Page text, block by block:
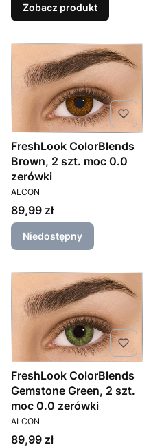
Zobacz produkt
FreshLook ColorBlends
Brown, 2 szt. moc 0.0
zerówki
PRODUCENT
ALCON
Cena
89,99 zł
Niedostępny
FreshLook ColorBlends
Gemstone Green, 2 szt.
moc 0.0 zerówki
PRODUCENT
ALCON
Cena
89,99 zł